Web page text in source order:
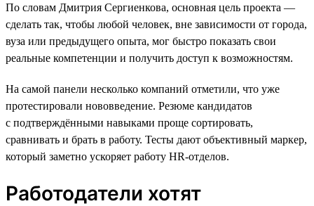
По словам Дмитрия Сергиенкова, основная цель проекта —
сделать так, чтобы любой человек, вне зависимости от города,
вуза или предыдущего опыта, мог быстро показать свои
реальные компетенции и получить доступ к возможностям.
На самой панели несколько компаний отметили, что уже
протестировали нововведение. Резюме кандидатов
с подтверждёнными навыками проще сортировать,
сравнивать и брать в работу. Тесты дают объективный маркер,
который заметно ускоряет работу HR-отделов.
Работодатели хотят